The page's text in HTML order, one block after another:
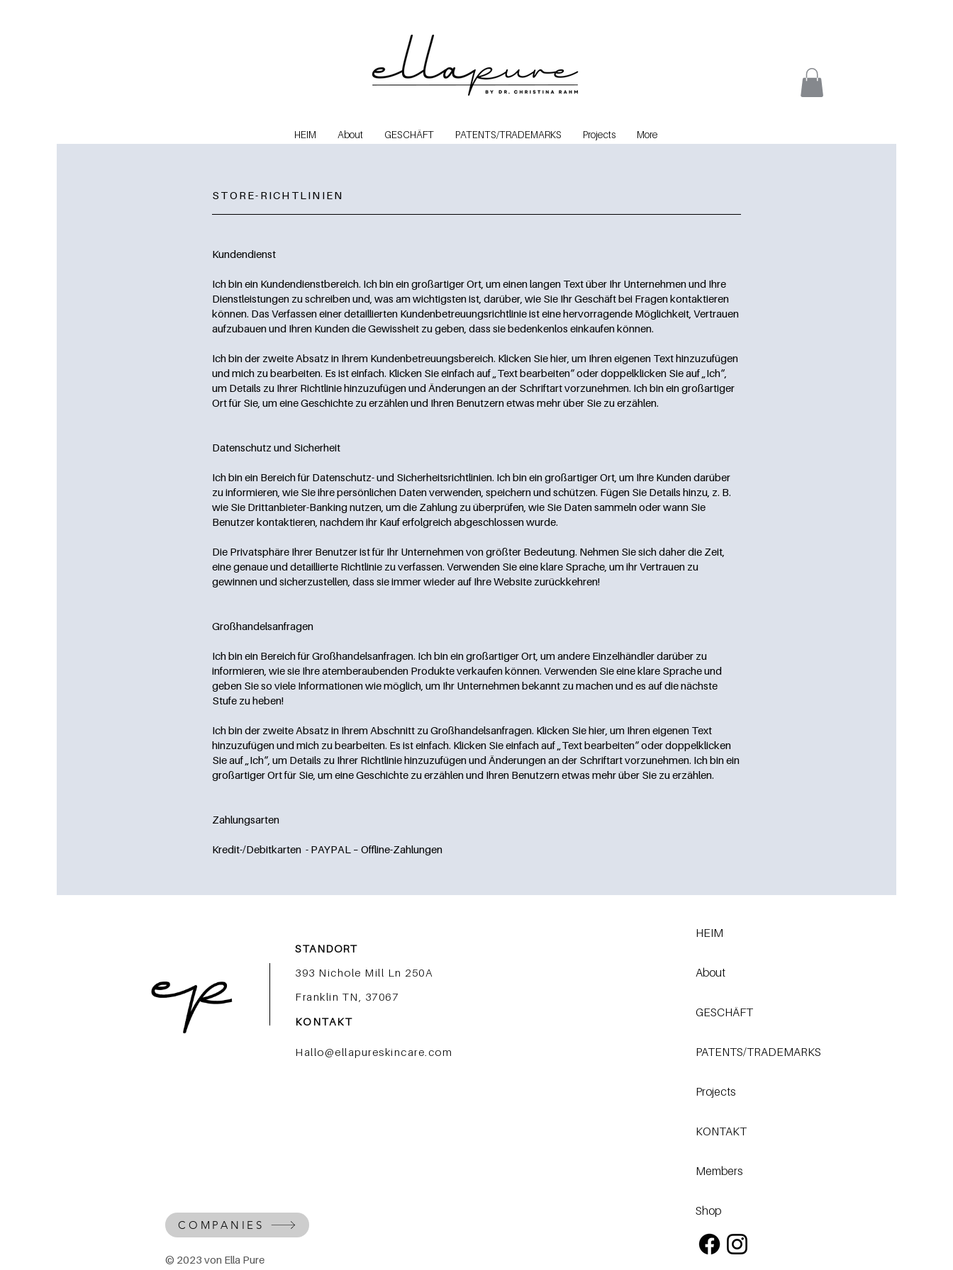
HEIM About GESCHÄFT PATENTS/TRADEMARKS Projects More
STORE-RICHTLINIEN
Kundendienst
Ich bin ein Kundendienstbereich. Ich bin ein großartiger Ort, um einen langen Text über Ihr Unternehmen und Ihre
Dienstleistungen zu schreiben und, was am wichtigsten ist, darüber, wie Sie Ihr Geschäft bei Fragen kontaktieren
können. Das Verfassen einer detaillierten Kundenbetreuungsrichtlinie ist eine hervorragende Möglichkeit, Vertrauen
aufzubauen und Ihren Kunden die Gewissheit zu geben, dass sie bedenkenlos einkaufen können.
Ich bin der zweite Absatz in Ihrem Kundenbetreuungsbereich. Klicken Sie hier, um Ihren eigenen Text hinzuzufügen
und mich zu bearbeiten. Es ist einfach. Klicken Sie einfach auf „Text bearbeiten“ oder doppelklicken Sie auf „Ich“,
um Details zu Ihrer Richtlinie hinzuzufügen und Änderungen an der Schriftart vorzunehmen. Ich bin ein großartiger
Ort für Sie, um eine Geschichte zu erzählen und Ihren Benutzern etwas mehr über Sie zu erzählen.
Datenschutz und Sicherheit
Ich bin ein Bereich für Datenschutz- und Sicherheitsrichtlinien. Ich bin ein großartiger Ort, um Ihre Kunden darüber
zu informieren, wie Sie ihre persönlichen Daten verwenden, speichern und schützen. Fügen Sie Details hinzu, z. B.
wie Sie Drittanbieter-Banking nutzen, um die Zahlung zu überprüfen, wie Sie Daten sammeln oder wann Sie
Benutzer kontaktieren, nachdem ihr Kauf erfolgreich abgeschlossen wurde.
Die Privatsphäre Ihrer Benutzer ist für Ihr Unternehmen von größter Bedeutung. Nehmen Sie sich daher die Zeit,
eine genaue und detaillierte Richtlinie zu verfassen. Verwenden Sie eine klare Sprache, um ihr Vertrauen zu
gewinnen und sicherzustellen, dass sie immer wieder auf Ihre Website zurückkehren!​
Großhandelsanfragen
Ich bin ein Bereich für Großhandelsanfragen. Ich bin ein großartiger Ort, um andere Einzelhändler darüber zu
informieren, wie sie Ihre atemberaubenden Produkte verkaufen können. Verwenden Sie eine klare Sprache und
geben Sie so viele Informationen wie möglich, um Ihr Unternehmen bekannt zu machen und es auf die nächste
Stufe zu heben!
Ich bin der zweite Absatz in Ihrem Abschnitt zu Großhandelsanfragen. Klicken Sie hier, um Ihren eigenen Text
hinzuzufügen und mich zu bearbeiten. Es ist einfach. Klicken Sie einfach auf „Text bearbeiten“ oder doppelklicken
Sie auf „Ich“, um Details zu Ihrer Richtlinie hinzuzufügen und Änderungen an der Schriftart vorzunehmen. Ich bin ein
großartiger Ort für Sie, um eine Geschichte zu erzählen und Ihren Benutzern etwas mehr über Sie zu erzählen.
Zahlungsarten
Kredit-/Debitkarten - PAYPAL – Offline-Zahlungen
STANDORT
393 Nichole Mill Ln 250A
Franklin TN, 37067
KONTAKT
Hallo@ellapureskincare.com
© 2023 von Ella Pure
COMPANIES
HEIM
About
GESCHÄFT
PATENTS/TRADEMARKS
Projects
KONTAKT
Members
Shop